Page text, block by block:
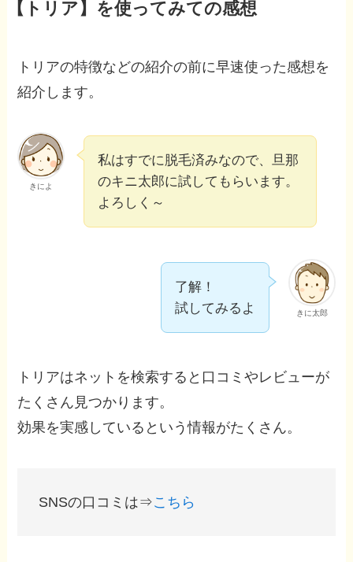
【トリア】を使ってみての感想
トリアの特徴などの紹介の前に早速使った感想を
紹介します。
きによ
私はすでに脱毛済みなので、旦那
のキニ太郎に試してもらいます。
よろしく～
きに太郎
了解！
試してみるよ
トリアはネットを検索すると口コミやレビューが
たくさん見つかります。
効果を実感しているという情報がたくさん。
SNSの口コミは⇒こちら